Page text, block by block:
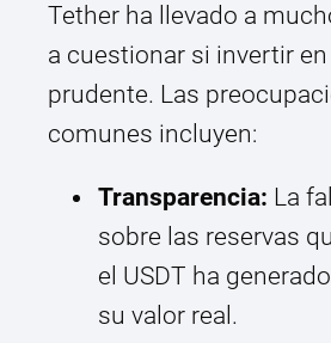
Tether ha llevado a
a cuestionar si invertir en
prudente. Las
comunes incluyen:
Transparencia: La
sobre las reservas
el USDT ha
su valor real.